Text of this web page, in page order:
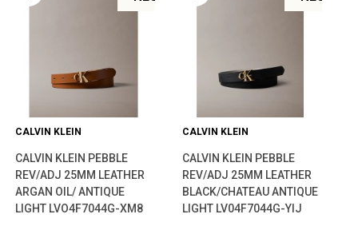
CALVIN KLEIN
CALVIN KLEIN PEBBLE
REV/ADJ 25MM LEATHER
ARGAN OIL/ ANTIQUE
LIGHT LVO4F7044G-XM8
CALVIN KLEIN
CALVIN KLEIN PEBBLE
REV/ADJ 25MM LEATHER
BLACK/CHATEAU ANTIQUE
LIGHT LV04F7044G-YIJ